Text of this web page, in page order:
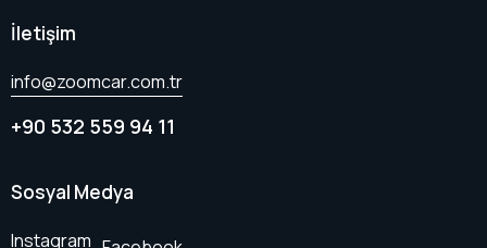
İletişim
info@zoomcar.com.tr
+90 532 559 94 11
Sosyal Medya
Instagram